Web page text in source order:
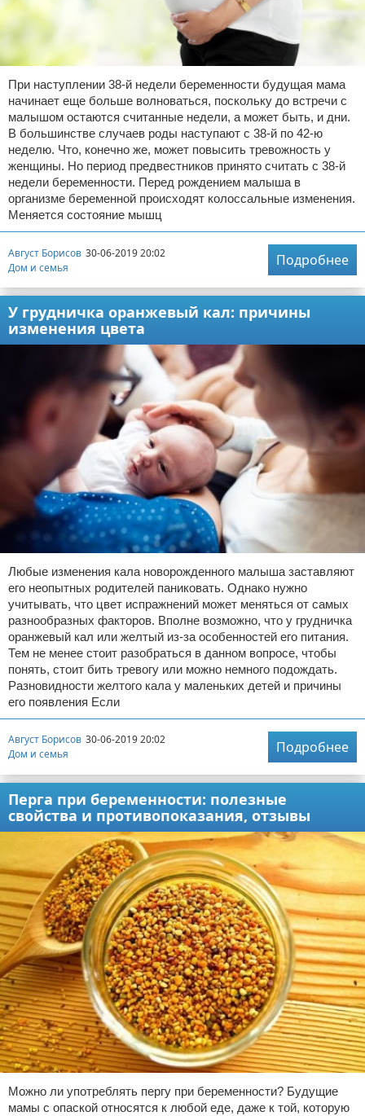
При наступлении 38-й недели беременности будущая мама
начинает еще больше волноваться, поскольку до встречи с
малышом остаются считанные недели, а может быть, и дни.
В большинстве случаев роды наступают с 38-й по 42-ю
неделю. Что, конечно же, может повысить тревожность у
женщины. Но период предвестников принято считать с 38-й
недели беременности. Перед рождением малыша в
организме беременной происходят колоссальные изменения.
Меняется состояние мышц
Август Борисов 30-06-2019 20:02
Дом и семья
Подробнее
У грудничка оранжевый кал: причины
изменения цвета
Любые изменения кала новорожденного малыша заставляют
его неопытных родителей паниковать. Однако нужно
учитывать, что цвет испражнений может меняться от самых
разнообразных факторов. Вполне возможно, что у грудничка
оранжевый кал или желтый из-за особенностей его питания.
Тем не менее стоит разобраться в данном вопросе, чтобы
понять, стоит бить тревогу или можно немного подождать.
Разновидности желтого кала у маленьких детей и причины
его появления Если
Август Борисов 30-06-2019 20:02
Дом и семья
Подробнее
Перга при беременности: полезные
свойства и противопоказания, отзывы
Можно ли употреблять пергу при беременности? Будущие
мамы с опаской относятся к любой еде, даже к той, которую